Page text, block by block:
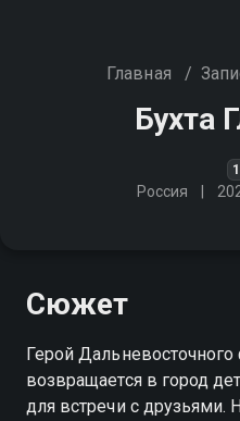
Главная /
Бухта
Россия
Сюжет
Герой
возвращается в город
для встречи с друзьями.